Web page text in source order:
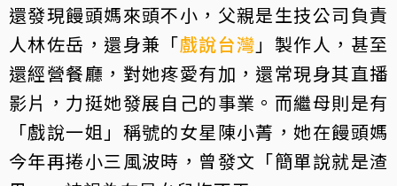
還發現饅頭媽來頭不小，父親是生技公司負責
人林佐岳，還身兼「戲說台灣 」製作人，甚至
還經營餐廳，對她疼愛有加，還常現身其直播
影片，力挺她發展自己的事業。而繼母則是有
「戲說一姐」稱號的女星陳小菁，她在饅頭媽
今年再捲小三風波時，曾發文「簡單說就是渣